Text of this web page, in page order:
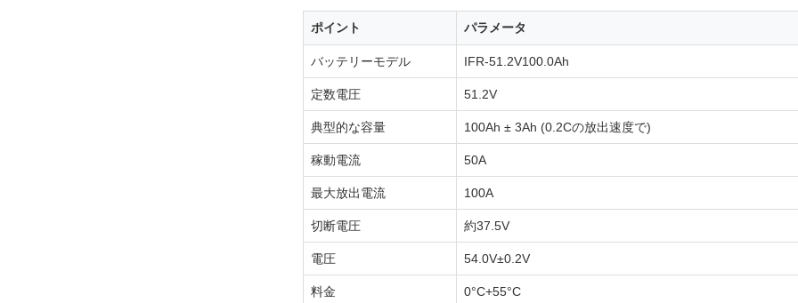
ポイント パラメータ
バッテリーモデル IFR-51.2V100.0Ah
定数電圧 51.2V
典型的な容量 100Ah ± 3Ah (0.2Cの放出速度で)
稼動電流 50A
最大放出電流 100A
切断電圧 約37.5V
電圧 54.0V±0.2V
料金 0°C+55°C